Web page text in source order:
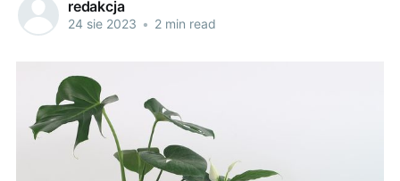
redakcja
24 sie 2023 • 2 min read